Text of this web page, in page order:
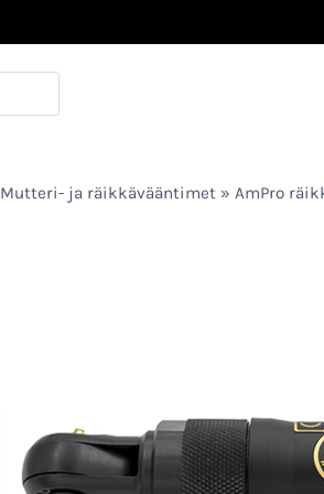
Mutteri- ja räikkävääntimet » AmPro